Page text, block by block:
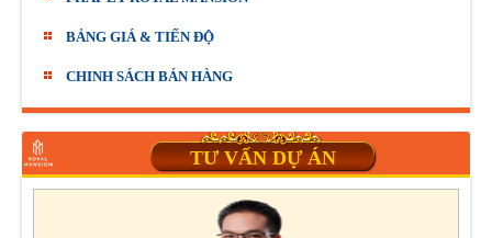
BẢNG GIÁ & TIẾN ĐỘ
CHINH SÁCH BÁN HÀNG
TƯ VẤN DỰ ÁN